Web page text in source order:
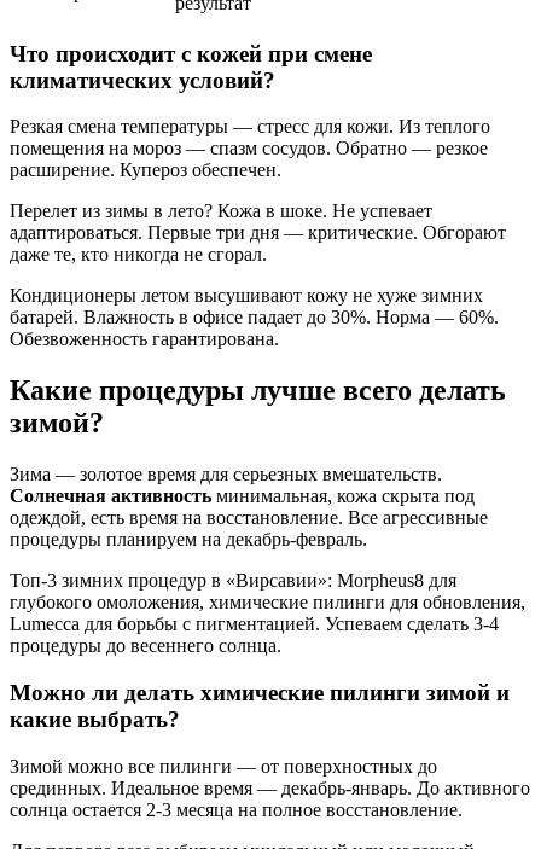
Что происходит с кожей при смене
климатических условий?
Резкая смена температуры — стресс для кожи. Из теплого
помещения на мороз — спазм сосудов. Обратно — резкое
расширение. Купероз обеспечен.
Перелет из зимы в лето? Кожа в шоке. Не успевает
адаптироваться. Первые три дня — критические. Обгорают
даже те, кто никогда не сгорал.
Кондиционеры летом высушивают кожу не хуже зимних
батарей. Влажность в офисе падает до 30%. Норма — 60%.
Обезвоженность гарантирована.
Какие процедуры лучше всего делать
зимой?
Зима — золотое время для серьезных вмешательств.
Солнечная активность минимальная, кожа скрыта под
одеждой, есть время на восстановление. Все агрессивные
процедуры планируем на декабрь-февраль.
Топ-3 зимних процедур в «Вирсавии»: Morpheus8 для
глубокого омоложения, химические пилинги для обновления,
Lumecca для борьбы с пигментацией. Успеваем сделать 3-4
процедуры до весеннего солнца.
Можно ли делать химические пилинги зимой и
какие выбрать?
Зимой можно все пилинги — от поверхностных до
срединных. Идеальное время — декабрь-январь. До активного
солнца остается 2-3 месяца на полное восстановление.